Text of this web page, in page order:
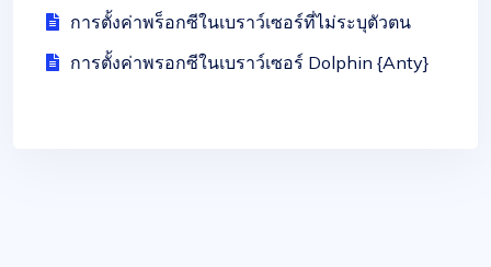
การตั้งค่าพร็อกซีในเบราว์เซอร์ที่ไม่ระบุตัวตน
การตั้งค่าพรอกซีในเบราว์เซอร์ Dolphin {Anty}